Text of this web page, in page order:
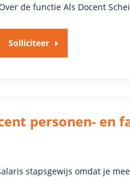
de functie Als Docent
Solliciteer
personen- en
stapsgewijs omdat je